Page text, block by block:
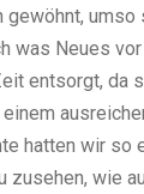
was Neues
entsorgt, da
hatten wir so
wie